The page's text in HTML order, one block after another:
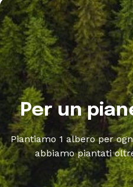
Per un
Piantiamo 1 albero per
abbiamo piantati